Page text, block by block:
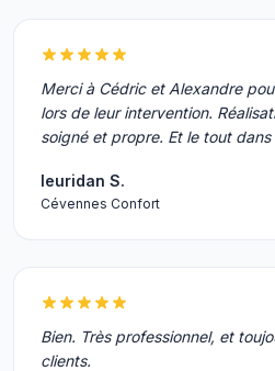
Merci à Cédric et Alexandre
lors de leur intervention.
soigné et propre. Et le tout dans
leuridan S.
Cévennes Confort
Bien. Très professionnel, et
clients.